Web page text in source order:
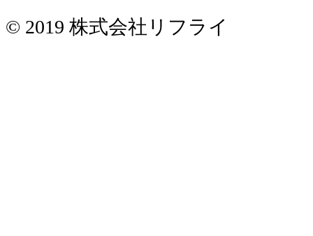
© 2019 株式会社リフライ